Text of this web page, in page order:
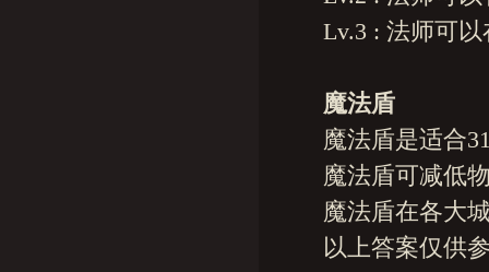
Lv.3 : 法师可以
魔法盾
魔法盾是适合31
魔法盾可减低物
魔法盾在各大城
以上答案仅供参